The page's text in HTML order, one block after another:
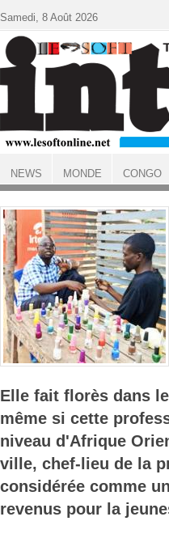
ACCUEIL
Elle fait florès dans
même si cette
niveau d'Afrique
ville, chef-lieu de la
considérée comme
revenus pour la
Samedi, 8 Août 2026
NEWS MONDE CONGO